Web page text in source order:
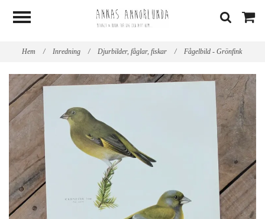
Hem / Inredning / Djurbilder, fåglar, fiskar / Fågelbild - Grönfink